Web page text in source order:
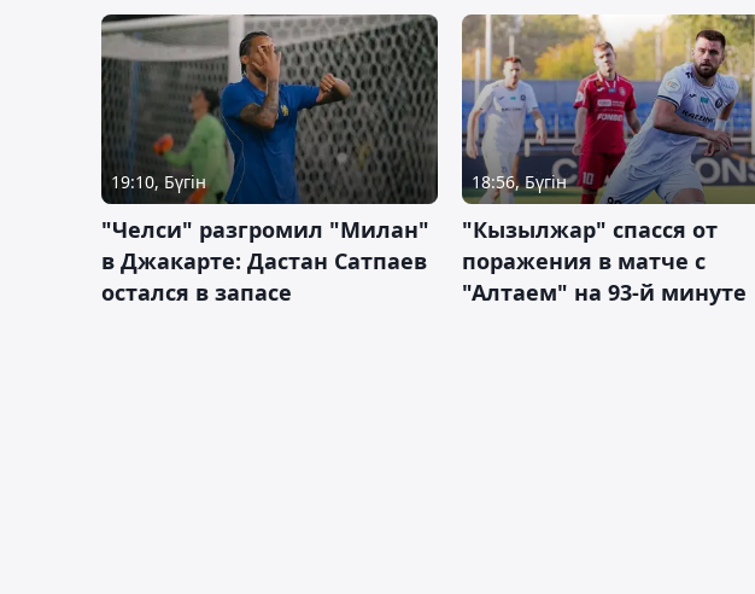
19:10, Бүгін
"Челси" разгромил "Милан"
в Джакарте: Дастан Сатпаев
остался в запасе
18:56, Бүгін
"Кызылжар" спасся от
поражения в матче с
"Алтаем" на 93-й минуте